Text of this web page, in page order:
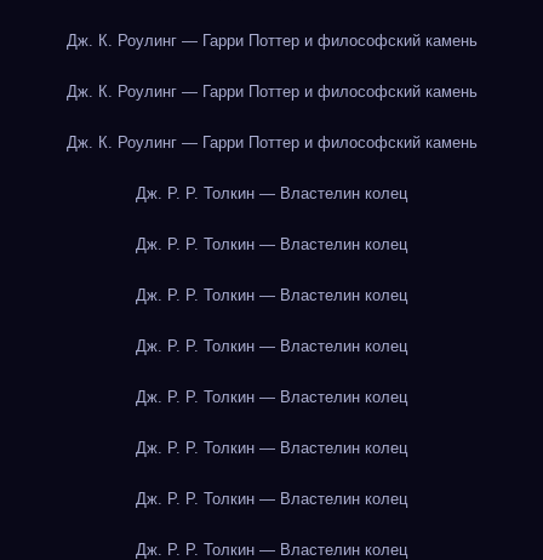
Дж. К. Роулинг — Гарри Поттер и философский камень
Дж. К. Роулинг — Гарри Поттер и философский камень
Дж. К. Роулинг — Гарри Поттер и философский камень
Дж. Р. Р. Толкин — Властелин колец
Дж. Р. Р. Толкин — Властелин колец
Дж. Р. Р. Толкин — Властелин колец
Дж. Р. Р. Толкин — Властелин колец
Дж. Р. Р. Толкин — Властелин колец
Дж. Р. Р. Толкин — Властелин колец
Дж. Р. Р. Толкин — Властелин колец
Дж. Р. Р. Толкин — Властелин колец